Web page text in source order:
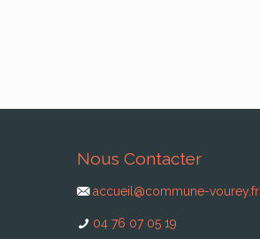
Nous Contacter
accueil@commune-vourey.fr
04 76 07 05 19